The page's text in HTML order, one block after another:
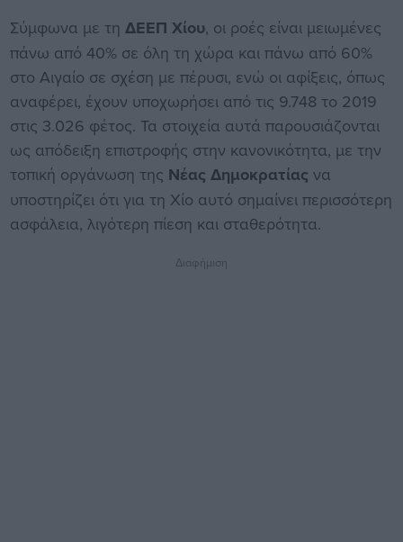
Σύμφωνα με τη ΔΕΕΠ Χίου, οι ροές είναι μειωμένες
πάνω από 40% σε όλη τη χώρα και πάνω από 60%
στο Αιγαίο σε σχέση με πέρυσι, ενώ οι αφίξεις, όπως
αναφέρει, έχουν υποχωρήσει από τις 9.748 το 2019
στις 3.026 φέτος. Τα στοιχεία αυτά παρουσιάζονται
ως απόδειξη επιστροφής στην κανονικότητα, με την
τοπική οργάνωση της Νέας Δημοκρατίας να
υποστηρίζει ότι για τη Χίο αυτό σημαίνει περισσότερη
ασφάλεια, λιγότερη πίεση και σταθερότητα.
Διαφήμιση